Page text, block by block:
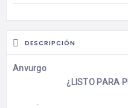
DESCRIPCIÓN
Anvurgo
¿LISTO PARA
.